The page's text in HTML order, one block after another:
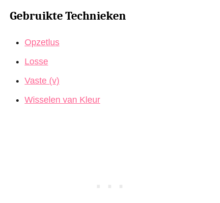
Gebruikte Technieken
Opzetlus
Losse
Vaste (v)
Wisselen van Kleur